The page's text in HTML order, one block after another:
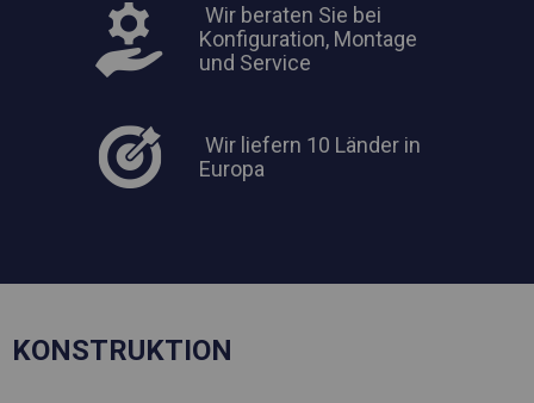
Wir beraten Sie bei
Konfiguration, Montage
und Service
Wir liefern 10 Länder in
Europa
KONSTRUKTION